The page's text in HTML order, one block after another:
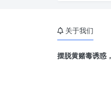
关于我们
摆脱黄赌毒诱惑